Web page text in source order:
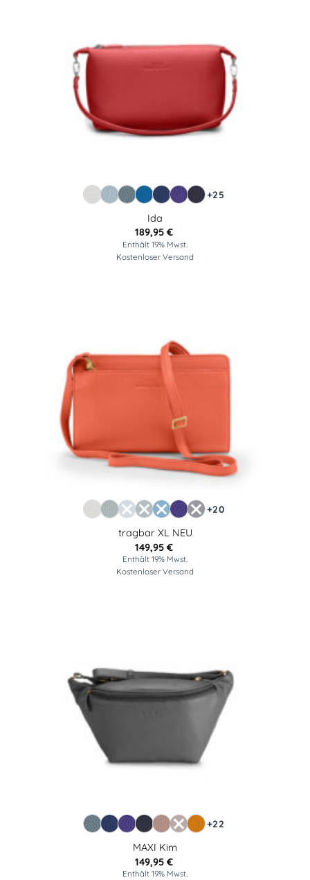
+25
Ida
189,95 €
Enthält 19% Mwst.
Kostenloser Versand
+20
tragbar XL NEU
149,95 €
Enthält 19% Mwst.
Kostenloser Versand
+22
MAXI Kim
149,95 €
Enthält 19% Mwst.